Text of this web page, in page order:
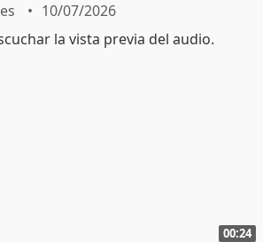
10/07/2026
00:24